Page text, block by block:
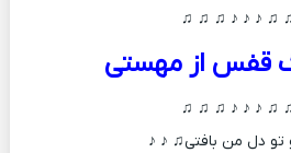
♫ ♫ ♫ ♪ ♪ ♪ ♫
قفس از مهستی
♫ ♫ ♫ ♪ ♪ ♪ ♫
تو دل من بافتی♫ ♪ ♪